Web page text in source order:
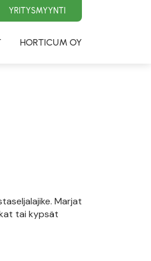
YRITYSMYYNTI
HORTICUM OY
Marjat
tai kypsät